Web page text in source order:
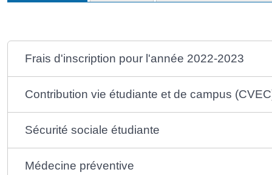
Frais d'inscription pour l'année 2022-2023
Contribution vie étudiante et de campus
Sécurité sociale étudiante
Médecine préventive